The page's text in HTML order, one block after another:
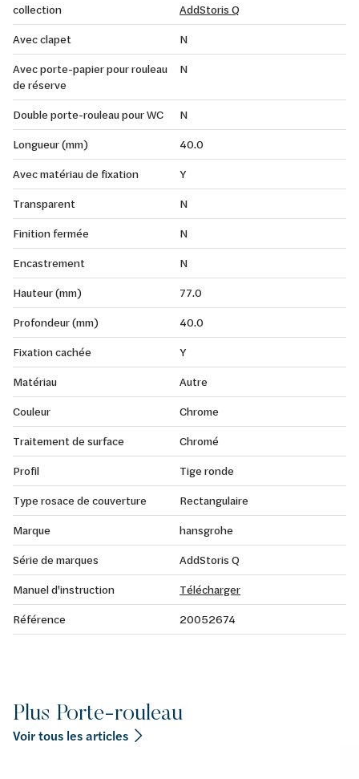
collection
AddStoris Q
Avec clapet
N
Avec porte-papier pour rouleau
de réserve
N
Double porte-rouleau pour WC
N
Longueur (mm)
40.0
Avec matériau de fixation
Y
Transparent
N
Finition fermée
N
Encastrement
N
Hauteur (mm)
77.0
Profondeur (mm)
40.0
Fixation cachée
Y
Matériau
Autre
Couleur
Chrome
Traitement de surface
Chromé
Profil
Tige ronde
Type rosace de couverture
Rectangulaire
Marque
hansgrohe
Série de marques
AddStoris Q
Manuel d'instruction
Télécharger
Référence
20052674
Plus Porte-rouleau
Voir tous les articles